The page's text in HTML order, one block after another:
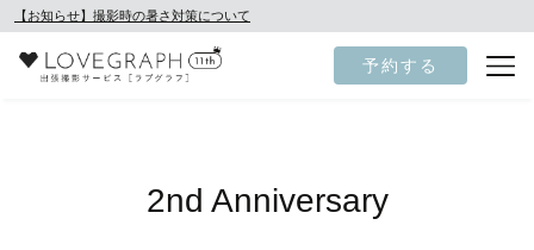
【お知らせ】撮影時の暑さ対策について
予約する
2nd Anniversary